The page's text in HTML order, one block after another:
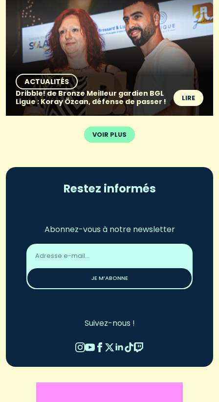
ACTUALITÉS
Dribble! de Bronze Meilleur gardien BGL
Ligue : Koray Özcan, défense de passer !
LIRE
VOIR PLUS
Restez informés
Abonnez-vous à notre newsletter
Adresse
email
JE M’ABONNE
Suivez-nous !